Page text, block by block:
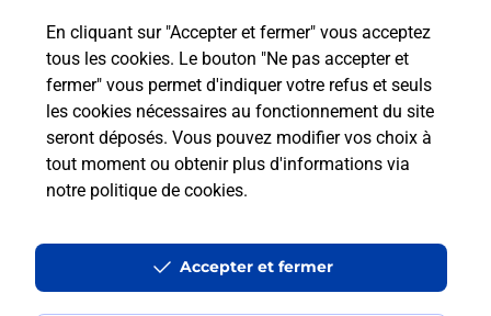
En cliquant sur "Accepter et fermer" vous acceptez
tous les cookies. Le bouton "Ne pas accepter et
fermer" vous permet d'indiquer votre refus et seuls
les cookies nécessaires au fonctionnement du site
seront déposés. Vous pouvez modifier vos choix à
tout moment ou obtenir plus d'informations via
notre politique de cookies.
Accepter et fermer
OULCHY LE CHATEAU
OULCHY LE RENOUVEAU BURALISTE
Accessibilité : partiellement conforme